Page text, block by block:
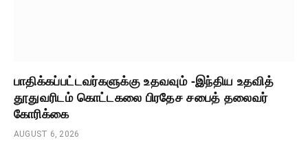
பாதிக்கப்பட்டவர்களுக்கு உதவவும் -இந்திய உதவித்
தூதுவரிடம் கொட்டகலை பிரதேச சபைத் தலைவர்
கோரிக்கை
AUGUST 6, 2026